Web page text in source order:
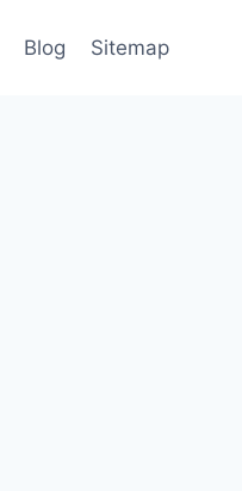
Blog Sitemap